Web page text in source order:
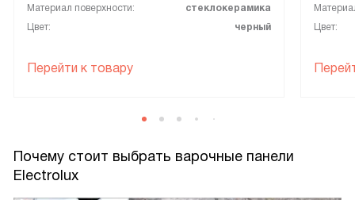
Материал поверхности:
стеклокерамика
Цвет:
черный
Перейти к товару
Цвет:
Почему стоит выбрать варочные панели
Electrolux